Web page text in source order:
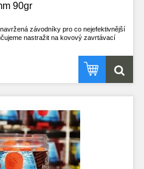
90gr
závodníky pro co nejefektivnější
nastražit na kovový zavrtávací
odvislá na aktuálních okolnostech. V
naopak při vysoké aktivitě ryb a teplé
je po vytažení z vody ještě dostatečně
uloveni i 4 kapři.
součástí zásoby nástrah všech, co si
času. Vyzkoušejte nástrahy, které
uzavřený okruh rybářů!
vodě
po vhození do vody